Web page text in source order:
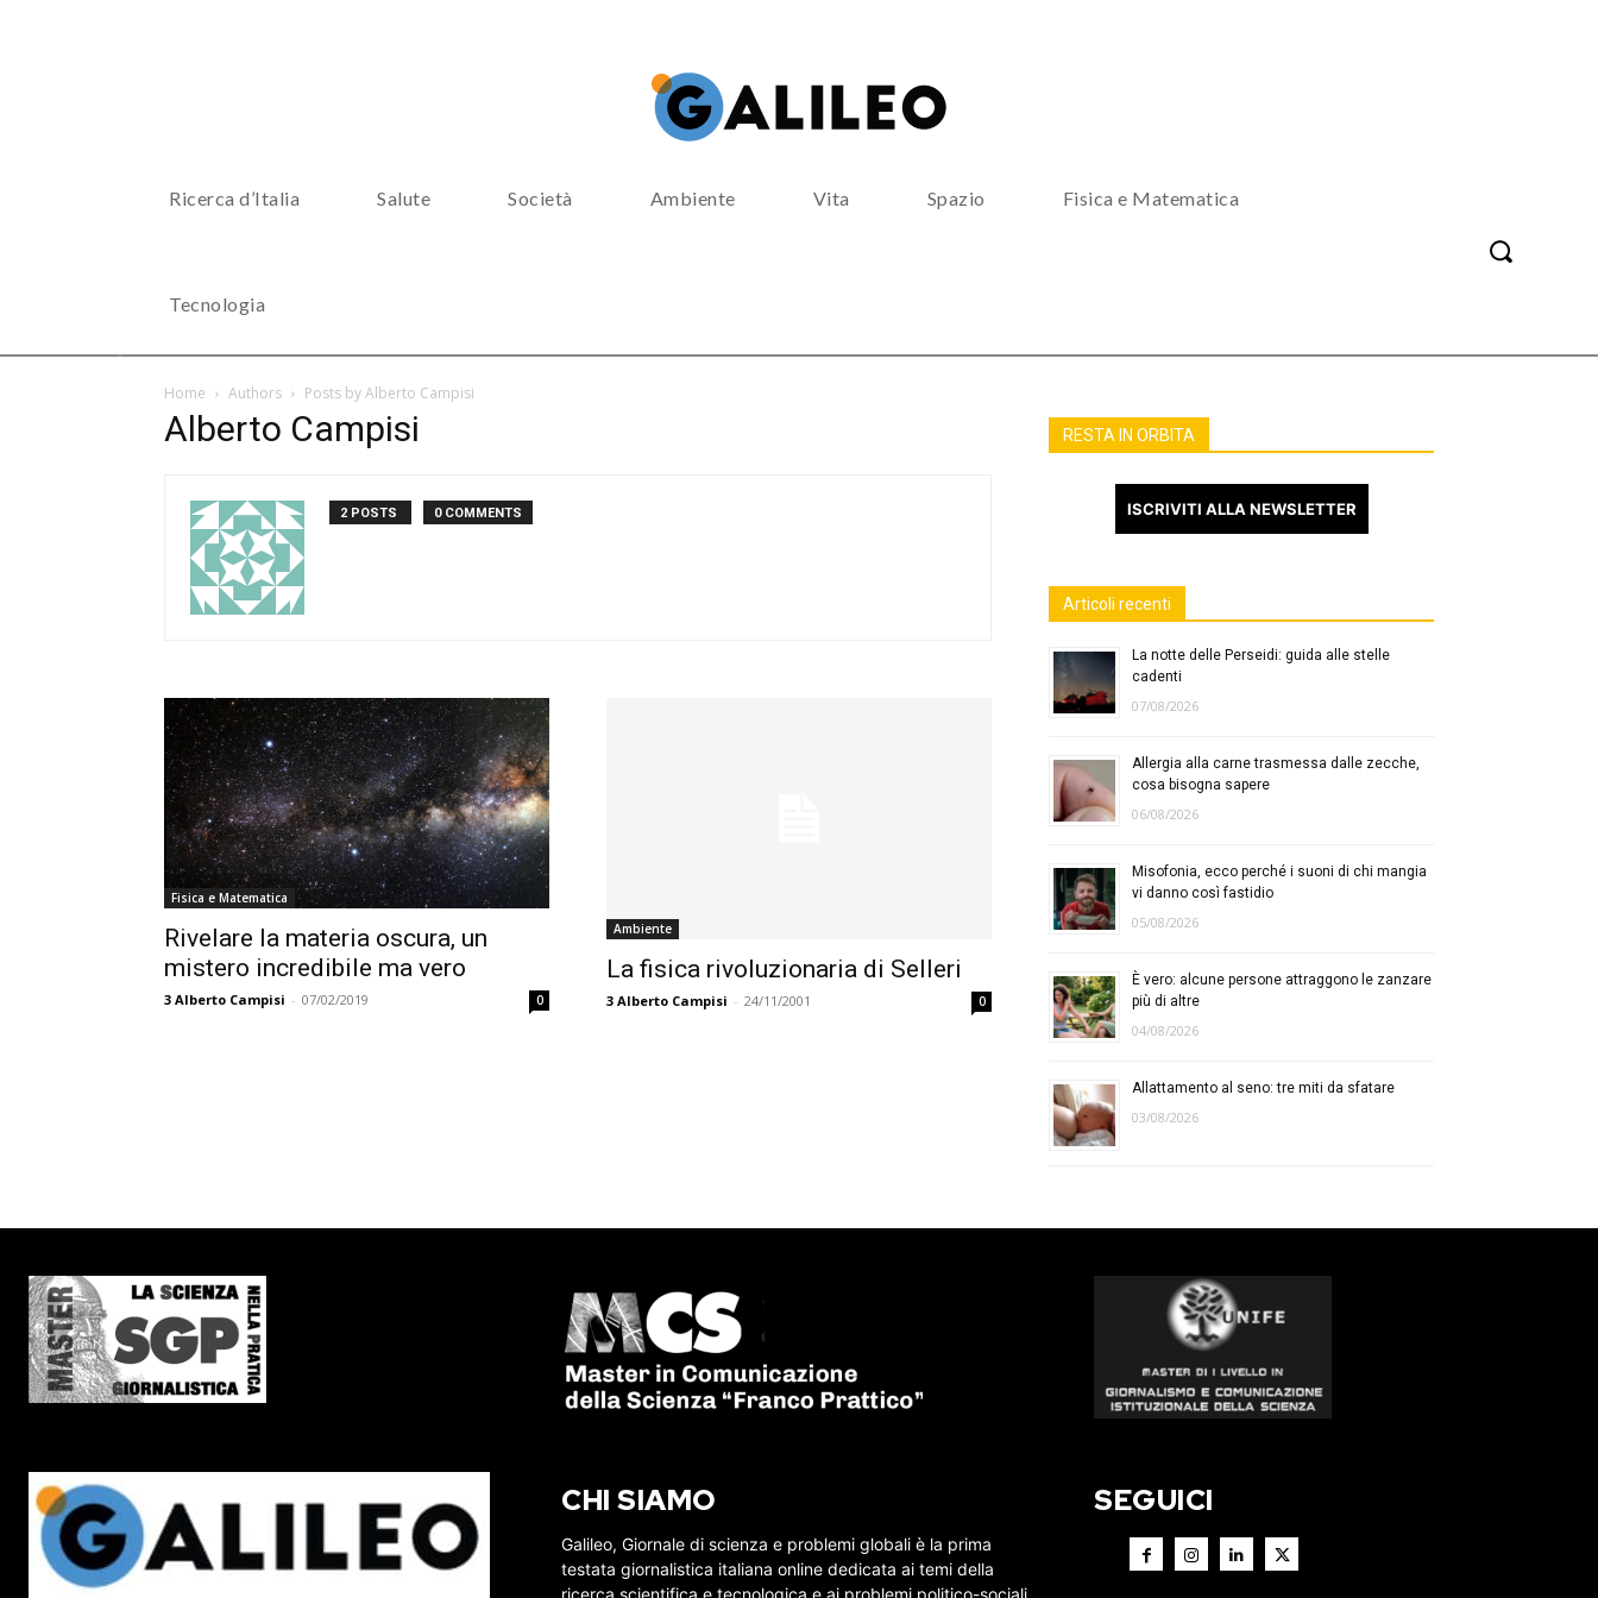
Ricerca d’Italia Salute Società Ambiente Vita Spazio Fisica e Matematica
Tecnologia
Home Authors Posts by Alberto Campisi
Alberto Campisi
2 POSTS 0 COMMENTS
Fisica e Matematica
Rivelare la materia oscura, un
mistero incredibile ma vero
3 Alberto Campisi - 07/02/2019 0
Ambiente
La fisica rivoluzionaria di Selleri
3 Alberto Campisi - 24/11/2001 0
RESTA IN ORBITA
ISCRIVITI ALLA NEWSLETTER
Articoli recenti
La notte delle Perseidi: guida alle stelle
cadenti
07/08/2026
Allergia alla carne trasmessa dalle zecche,
cosa bisogna sapere
06/08/2026
Misofonia, ecco perché i suoni di chi mangia
vi danno così fastidio
05/08/2026
È vero: alcune persone attraggono le zanzare
più di altre
04/08/2026
Allattamento al seno: tre miti da sfatare
03/08/2026
CHI SIAMO
Galileo, Giornale di scienza e problemi globali è la prima
testata giornalistica italiana online dedicata ai temi della
ricerca scientifica e tecnologica e ai problemi politico-sociali
SEGUICI